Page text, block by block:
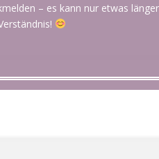
– es kann nur etwas